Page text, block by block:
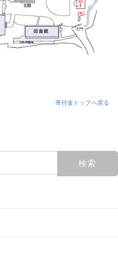
寄付金 トップへ戻る